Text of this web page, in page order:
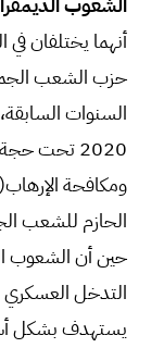
أنهما يختلفان في
السنوات
2020 تحت
ومكافحة الإرهاب(
التدخل العسكري
يستهدف بشكل